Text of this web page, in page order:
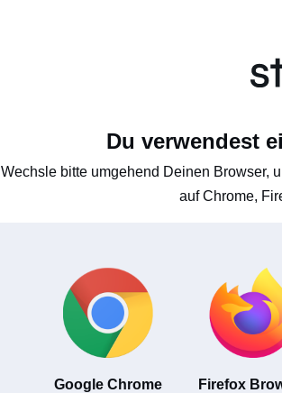
Du verwendest
Wechsle bitte umgehend Deinen Browser,
auf Chrome,
Google Chrome Firefox